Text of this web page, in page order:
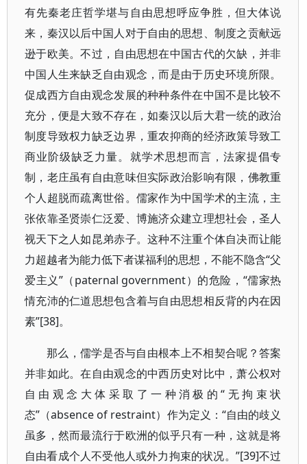
有先秦老庄哲学堪与自由思想呼应争胜，但大体说
来，秦汉以后中国人对于自由的思想、制度之贡献远
逊于欧美。不过，自由思想在中国古代的欠缺，并非
中国人生来缺乏自由观念，而是由于历史环境所限。
促成西方自由观念发展的种种条件在中国不是比较不
充分，便是大致不存在，如秦汉以后大君一统的政治
制度导致权力缺乏边界，重农抑商的经济政策导致工
商业阶级缺乏力量。就学术思想而言，法家提倡专
制，老庄虽有自由意味但实际政治影响有限，佛教重
个人超脱而疏离世俗。儒家作为中国学术的主流，主
张依靠圣贤崇仁泛爱、博施济众建立理想社会，圣人
视天下之人如昆弟赤子。这种不注重个体自决而让能
力超越者为能力低下者谋福利的思想，不能不隐含“父
爱主义”（paternal government）的危险，“儒家热
情充沛的仁道思想包含着与自由思想相反背的内在因
素”[38]。
那么，儒学是否与自由根本上不相契合呢？答案
并非如此。在自由观念的中西历史对比中，萧公权对
自由观念大体采取了一种消极的“无拘束状
态”（absence of restraint）作为定义：“自由的歧义
虽多，然而最流行于欧洲的似乎只有一种，这就是将
自由看成个人不受他人或外力拘束的状况。”[39]不过